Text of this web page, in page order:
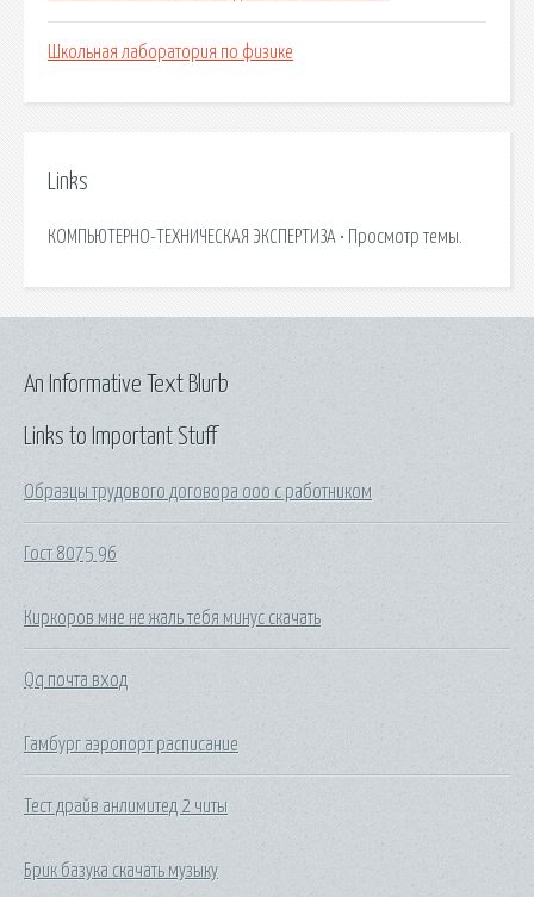
Школьная лаборатория по физике
Links
КОМПЬЮТЕРНО-ТЕХНИЧЕСКАЯ ЭКСПЕРТИЗА • Просмотр темы.
Links to Important Stuff
Образцы трудового договора ооо с работником
Гост 8075 96
Киркоров мне не жаль тебя минус скачать
Qq почта вход
Гамбург аэропорт расписание
Тест драйв анлимитед 2 читы
Брик базука скачать музыку
An Informative Text Blurb